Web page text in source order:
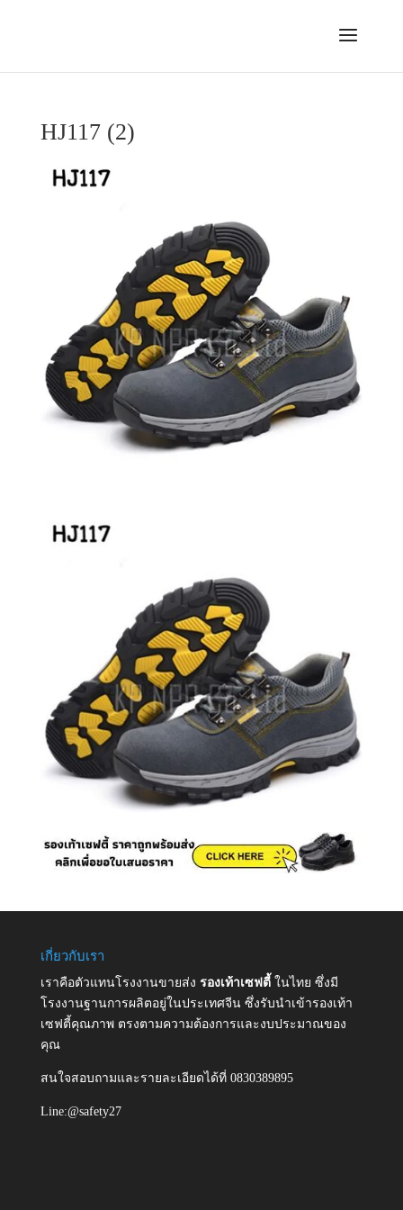
HJ117 (2)
เกี่ยวกับเรา
เราคือตัวแทนโรงงานขายส่ง รองเท้าเซฟตี้ ในไทย ซึ่งมี
โรงงานฐานการผลิตอยู่ในประเทศจีน ซึ่งรับนำเข้ารองเท้า
เซฟตี้คุณภาพ ตรงตามความต้องการและงบประมาณของ
คุณ
สนใจสอบถามและรายละเอียดได้ที่ 0830389895
Line:@safety27